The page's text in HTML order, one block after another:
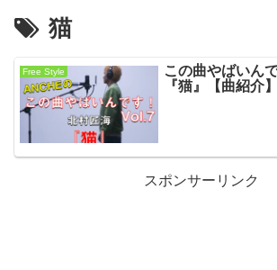
猫
Free Style
この曲やばいん
『猫』【曲紹介】
スポンサーリンク